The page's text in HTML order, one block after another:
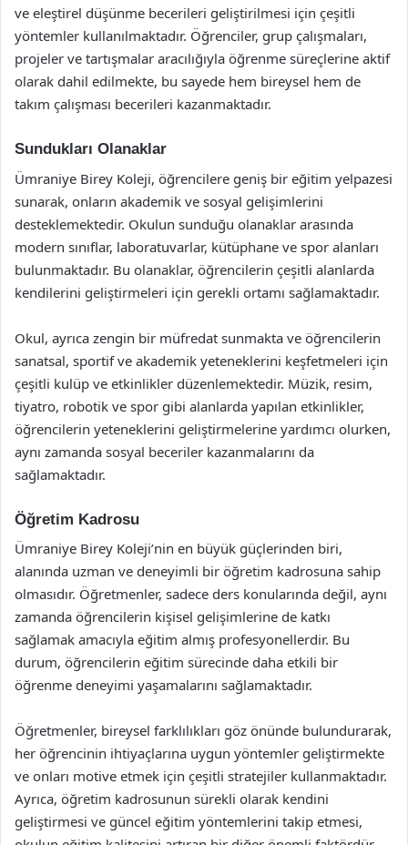
ve eleştirel düşünme becerileri geliştirilmesi için çeşitli
yöntemler kullanılmaktadır. Öğrenciler, grup çalışmaları,
projeler ve tartışmalar aracılığıyla öğrenme süreçlerine aktif
olarak dahil edilmekte, bu sayede hem bireysel hem de
takım çalışması becerileri kazanmaktadır.
Sundukları Olanaklar
Ümraniye Birey Koleji, öğrencilere geniş bir eğitim yelpazesi
sunarak, onların akademik ve sosyal gelişimlerini
desteklemektedir. Okulun sunduğu olanaklar arasında
modern sınıflar, laboratuvarlar, kütüphane ve spor alanları
bulunmaktadır. Bu olanaklar, öğrencilerin çeşitli alanlarda
kendilerini geliştirmeleri için gerekli ortamı sağlamaktadır.
Okul, ayrıca zengin bir müfredat sunmakta ve öğrencilerin
sanatsal, sportif ve akademik yeteneklerini keşfetmeleri için
çeşitli kulüp ve etkinlikler düzenlemektedir. Müzik, resim,
tiyatro, robotik ve spor gibi alanlarda yapılan etkinlikler,
öğrencilerin yeteneklerini geliştirmelerine yardımcı olurken,
aynı zamanda sosyal beceriler kazanmalarını da
sağlamaktadır.
Öğretim Kadrosu
Ümraniye Birey Koleji’nin en büyük güçlerinden biri,
alanında uzman ve deneyimli bir öğretim kadrosuna sahip
olmasıdır. Öğretmenler, sadece ders konularında değil, aynı
zamanda öğrencilerin kişisel gelişimlerine de katkı
sağlamak amacıyla eğitim almış profesyonellerdir. Bu
durum, öğrencilerin eğitim sürecinde daha etkili bir
öğrenme deneyimi yaşamalarını sağlamaktadır.
Öğretmenler, bireysel farklılıkları göz önünde bulundurarak,
her öğrencinin ihtiyaçlarına uygun yöntemler geliştirmekte
ve onları motive etmek için çeşitli stratejiler kullanmaktadır.
Ayrıca, öğretim kadrosunun sürekli olarak kendini
geliştirmesi ve güncel eğitim yöntemlerini takip etmesi,